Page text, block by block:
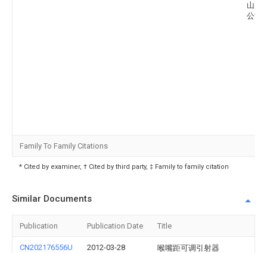
山)有
公司
Family To Family Citations
* Cited by examiner, † Cited by third party, ‡ Family to family citation
Similar Documents
Publication Publication Date Title
CN202176556U 2012-03-28 喉嘴距可调引射器